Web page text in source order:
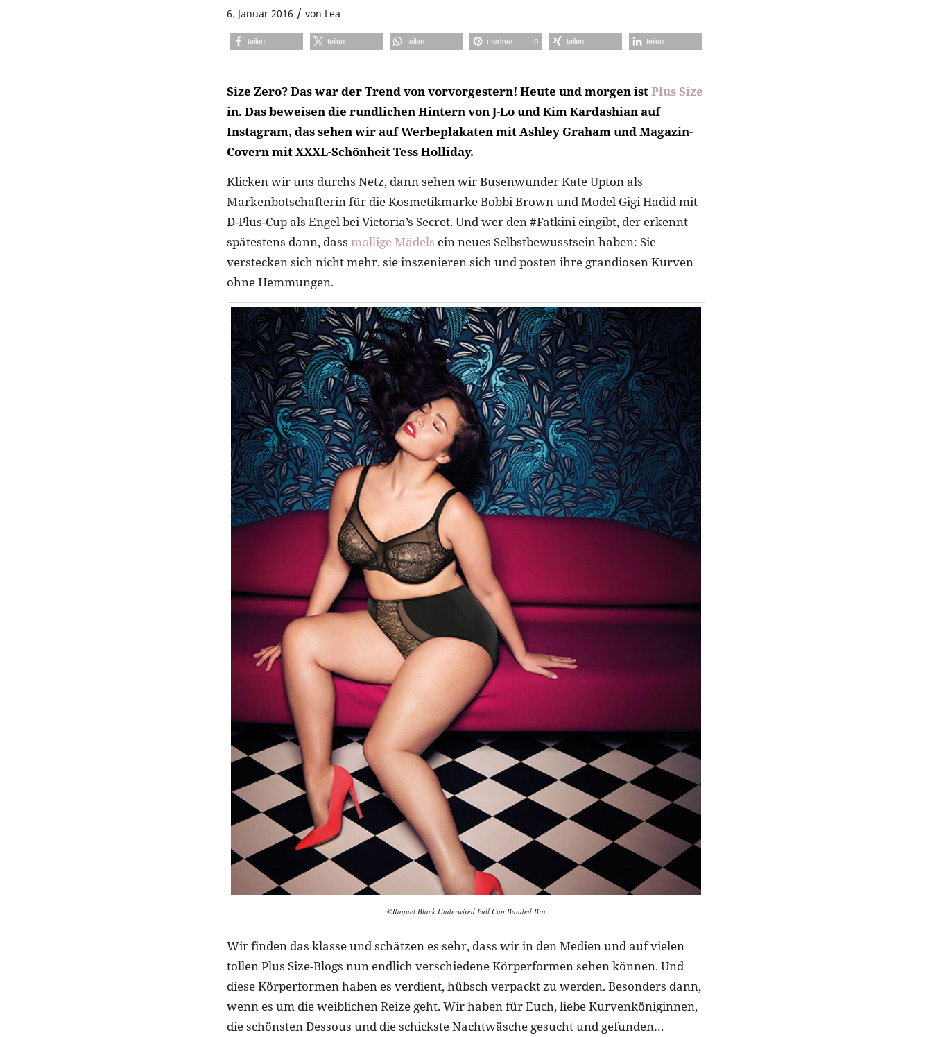
6. Januar 2016 / von Lea
teilen teilen teilen merken 0 teilen teilen
Size Zero? Das war der Trend von vorvorgestern! Heute und morgen istPlus Size
in. Das beweisen die rundlichen Hintern von J-Lo und Kim Kardashian auf
Instagram, das sehen wir auf Werbeplakaten mit Ashley Graham und Magazin-
Covern mit XXXL-Schönheit Tess Holliday.
Klicken wir uns durchs Netz, dann sehen wir Busenwunder Kate Upton als
Markenbotschafterin für die Kosmetikmarke Bobbi Brown und Model Gigi Hadid mit
D-Plus-Cup als Engel bei Victoria’s Secret. Und wer den #Fatkini eingibt, der erkennt
spätestens dann, dass mollige Mädels ein neues Selbstbewusstsein haben: Sie
verstecken sich nicht mehr, sie inszenieren sich und posten ihre grandiosen Kurven
ohne Hemmungen.
©Raquel Black Underwired Full Cup Banded Bra
Wir finden das klasse und schätzen es sehr, dass wir in den Medien und auf vielen
tollen Plus Size-Blogs nun endlich verschiedene Körperformen sehen können. Und
diese Körperformen haben es verdient, hübsch verpackt zu werden. Besonders dann,
wenn es um die weiblichen Reize geht. Wir haben für Euch, liebe Kurvenköniginnen,
die schönsten Dessous und die schickste Nachtwäsche gesucht und gefunden…